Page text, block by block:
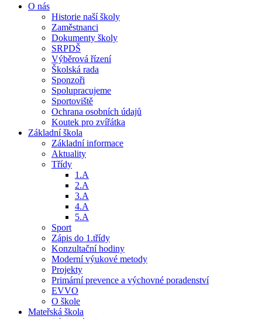
O nás
Historie naší školy
Zaměstnanci
Dokumenty školy
SRPDŠ
Výběrová řízení
Školská rada
Sponzoři
Spolupracujeme
Sportoviště
Ochrana osobních údajů
Koutek pro zvířátka
Základní škola
Základní informace
Aktuality
Třídy
1.A
2.A
3.A
4.A
5.A
Sport
Zápis do 1.třídy
Konzultační hodiny
Moderní výukové metody
Projekty
Primární prevence a výchovné poradenství
EVVO
O škole
Mateřská škola